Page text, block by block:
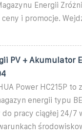
Energii
i promocje.
PV + Akumulator
Power HC215P to
energii typu
pracy ciągłej 24/7